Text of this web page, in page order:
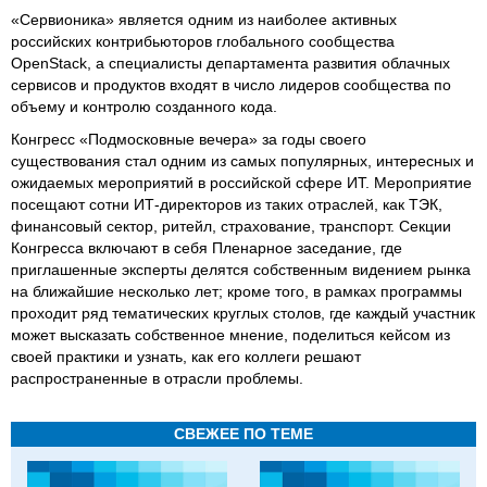
«Сервионика» является одним из наиболее активных
российских контрибьюторов глобального сообщества
OpenStack, а специалисты департамента развития облачных
сервисов и продуктов входят в число лидеров сообщества по
объему и контролю созданного кода.
Конгресс «Подмосковные вечера» за годы своего
существования стал одним из самых популярных, интересных и
ожидаемых мероприятий в российской сфере ИТ. Мероприятие
посещают сотни ИТ-директоров из таких отраслей, как ТЭК,
финансовый сектор, ритейл, страхование, транспорт. Секции
Конгресса включают в себя Пленарное заседание, где
приглашенные эксперты делятся собственным видением рынка
на ближайшие несколько лет; кроме того, в рамках программы
проходит ряд тематических круглых столов, где каждый участник
может высказать собственное мнение, поделиться кейсом из
своей практики и узнать, как его коллеги решают
распространенные в отрасли проблемы.
СВЕЖЕЕ ПО ТЕМЕ